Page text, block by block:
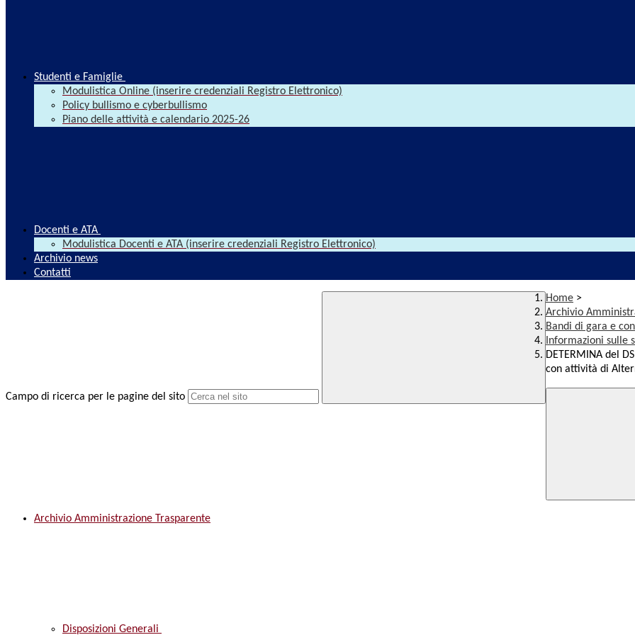
Studenti e Famiglie
Modulistica Online (inserire credenziali Registro Elettronico)
Policy bullismo e cyberbullismo
Piano delle attività e calendario 2025-26
Docenti e ATA
Modulistica Docenti e ATA (inserire credenziali Registro Elettronico)
Archivio news
Contatti
Campo di ricerca per le pagine del sito
Home >
Archivio
Bandi di gara e
Informazioni sulle
DETERMINA del
con attività di
Archivio Amministrazione Trasparente
Disposizioni Generali